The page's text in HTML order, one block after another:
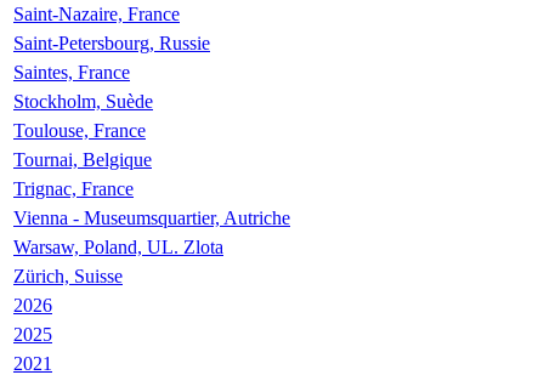
Saint-Nazaire, France
Saint-Petersbourg, Russie
Saintes, France
Stockholm, Suède
Toulouse, France
Tournai, Belgique
Trignac, France
Vienna - Museumsquartier, Autriche
Warsaw, Poland, UL. Zlota
Zürich, Suisse
2026
2025
2021